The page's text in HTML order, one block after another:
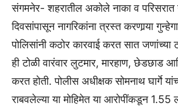
संगमनेर- शहरातील अकोले नाका व परिसरात
दिवसांपासून नागरिकांना त्रस्त करणार्‍या
पोलिसांनी कठोर कारवाई करत सात
ही टोळी वारंवार लुटमार, मारहाण, छेडछाड
करत होती. पोलीस अधीक्षक सोमनाथ घार्गे
राबवलेल्या या मोहिमेत या आरोपींकडून 1.55